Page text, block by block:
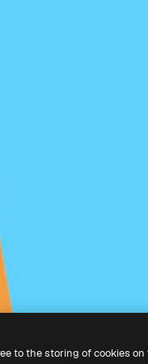
to the storing of cookies